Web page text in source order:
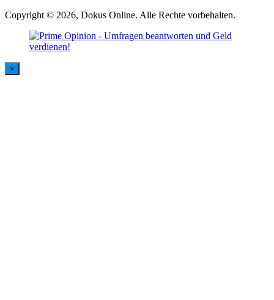
Copyright © 2026, Dokus Online. Alle Rechte vorbehalten.
×